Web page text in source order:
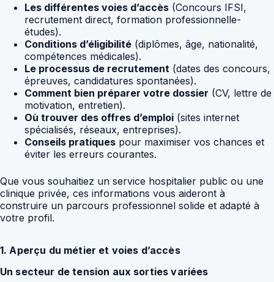
Les différentes voies d’accès (Concours IFSI,
recrutement direct, formation professionnelle-
études).
Conditions d’éligibilité (diplômes, âge, nationalité,
compétences médicales).
Le processus de recrutement (dates des concours,
épreuves, candidatures spontanées).
Comment bien préparer votre dossier (CV, lettre de
motivation, entretien).
Où trouver des offres d’emploi (sites internet
spécialisés, réseaux, entreprises).
Conseils pratiques pour maximiser vos chances et
éviter les erreurs courantes.
Que vous souhaitiez un service hospitalier public ou une
clinique privée, ces informations vous aideront à
construire un parcours professionnel solide et adapté à
votre profil.
1. Aperçu du métier et voies d’accès
Un secteur de tension aux sorties variées